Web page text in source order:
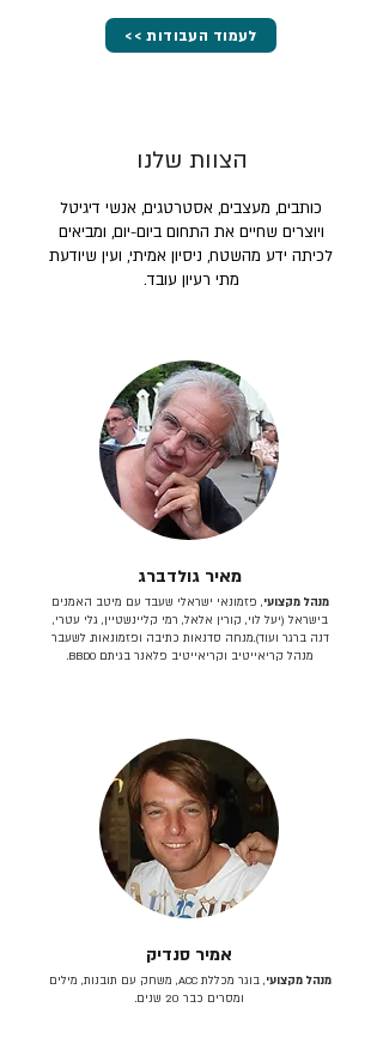
<< לעמוד העבודות
הצוות שלנו
כותבים, מעצבים, אסטרטגים, אנשי דיגיטל
ויוצרים שחיים את התחום ביום-יום, ומביאים
לכיתה ידע מהשטח, ניסיון אמיתי, ועין שיודעת
מתי רעיון עובד.
מאיר גולדברג
מנהל מקצועי, פזמונאי ישראלי שעבד עם מיטב האמנים
בישראל (יעל לוי, קורין אלאל, רמי קליינשטיין, גלי עטרי,
דנה ברגר ועוד).מנחה סדנאות כתיבה ופזמונאות. לשעבר
מנהל קריאייטיב וקריאייטיב פלאנר בגיתם BBDO.
אמיר סנדיק
מנהל מקצועי
, בוגר מכללת ACC, משחק עם תובנות, מילים
ומסרים כבר 20 שנים.